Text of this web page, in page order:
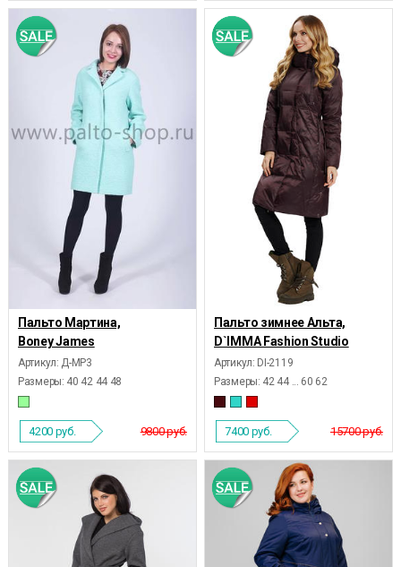
Пальто Мартина,
Boney James
Артикул: Д-МР3
Размеры: 40 42 44 48
9800 руб.
4200 руб.
Пальто зимнее Альта,
D`IMMA Fashion Studio
Артикул: DI-2119
Размеры: 42 44 ... 60 62
15700 руб.
7400 руб.